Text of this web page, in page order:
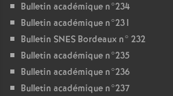
Bulletin académique n°234
Bulletin académique n°231
Bulletin SNES Bordeaux n° 232
Bulletin académique n°235
Bulletin académique n°236
Bulletin académique n°237